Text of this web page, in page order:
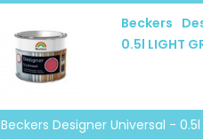
Beckers
0.5l LIGHT
Beckers Designer Universal - 0.5l